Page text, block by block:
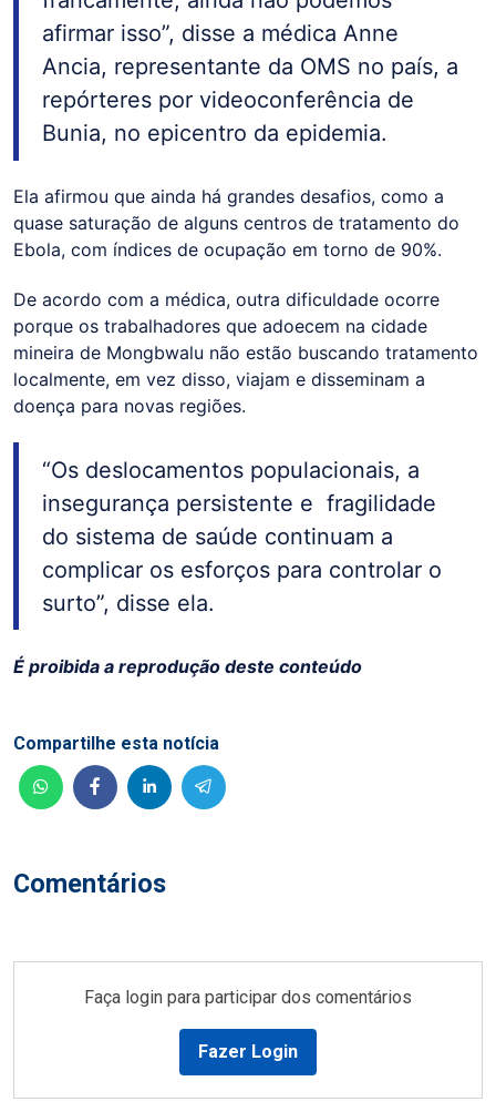
afirmar isso”, disse a médica Anne
Ancia, representante da OMS no país, a
repórteres por videoconferência de
Bunia, no epicentro da epidemia.
Ela afirmou que ainda há grandes desafios, como a
quase saturação de alguns centros de tratamento do
Ebola, com índices de ocupação em torno de 90%.
De acordo com a médica, outra dificuldade ocorre
porque os trabalhadores que adoecem na cidade
mineira de Mongbwalu não estão buscando tratamento
localmente, em vez disso, viajam e disseminam a
doença para novas regiões.
“Os deslocamentos populacionais, a
insegurança persistente e fragilidade
do sistema de saúde continuam a
complicar os esforços para controlar o
surto”, disse ela.
É proibida a reprodução deste conteúdo
Comentários
Compartilhe esta notícia
Faça login para participar dos comentários
Fazer Login